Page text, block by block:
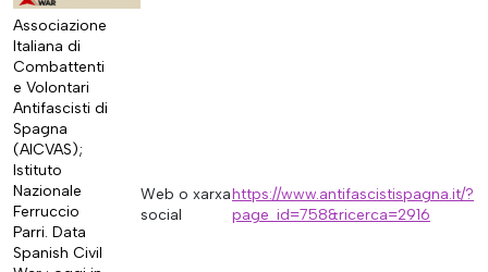
Associazione
Italiana di
Combattenti
e Volontari
Antifascisti di
Spagna
(AICVAS);
Istituto
Nazionale
Ferruccio
Parri. Data
Spanish Civil
Web o xarxa
social
https://www.antifascistispagna.it/?
page_id=758&ricerca=2916